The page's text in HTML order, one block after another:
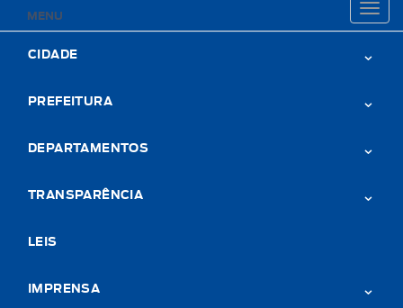
MENU
Toggle
CIDADE
PREFEITURA
DEPARTAMENTOS
TRANSPARÊNCIA
LEIS
IMPRENSA